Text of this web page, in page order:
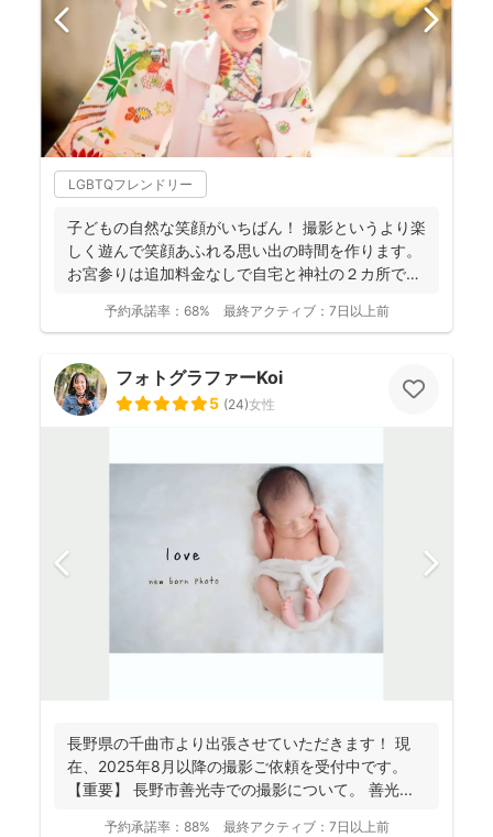
LGBTQフレンドリー
子どもの自然な笑顔がいちばん！ 撮影というより楽
しく遊んで笑顔あふれる思い出の時間を作ります。
お宮参りは追加料金なしで自宅と神社の２カ所で撮
予約承諾率： 68% 最終アクティブ： 7日以上前
フォトグラファーKoi
5 (24)女性
長野県の千曲市より出張させていただきます！ 現
在、2025年8月以降の撮影ご依頼を受付中です。
【重要】 長野市善光寺での撮影について。 善光...
予約承諾率： 88% 最終アクティブ： 7日以上前